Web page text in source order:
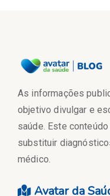
As informações
objetivo divulgar e
saúde. Este
substituir
médico.
Avatar da